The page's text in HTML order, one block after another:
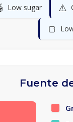
Low sugar ⚠️
🍞
Fuente